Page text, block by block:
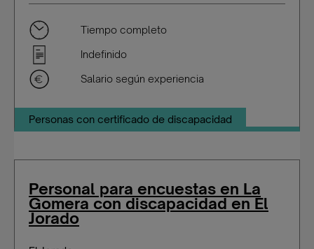
Tiempo completo
Indefinido
Salario según experiencia
Personas con certificado de discapacidad
Personal para encuestas en La
Gomera con discapacidad en El
Jorado